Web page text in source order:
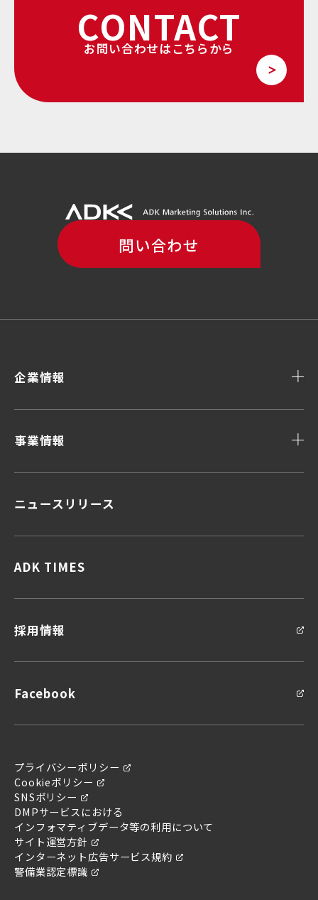
問い合わせ お問い合わせ
CONTACT
お問い合わせはこちらから
問い合わせ
企業情報
事業情報
顧客データ＆インサイト
企画力・クリエイティビティ
ニュースリリース
ADK TIMES
採用情報
Facebook
プライバシーポリシー
Cookieポリシー
SNSポリシー
DMPサービスにおける
インフォマティブデータ等の利用について
サイト運営方針
インターネット広告サービス規約
警備業認定標識